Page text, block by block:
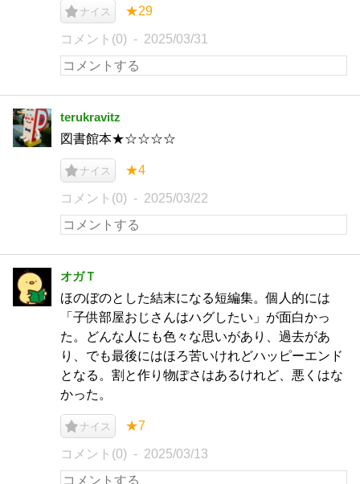
ナイス ★29
コメント(0) 2025/03/31
terukravitz
図書館本★☆☆☆☆
ナイス ★4
コメント(0) 2025/03/22
オガＴ
ほのぼのとした結末になる短編集。個人的には
「子供部屋おじさんはハグしたい」が面白かっ
た。どんな人にも色々な思いがあり、過去があ
り、でも最後にはほろ苦いけれどハッピーエンド
となる。割と作り物ぽさはあるけれど、悪くはな
かった。
ナイス ★7
コメント(0) 2025/03/13